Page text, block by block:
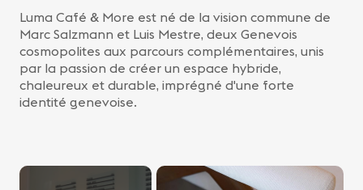
Luma Café & More est né de la vision commune de
Marc Salzmann et Luis Mestre, deux Genevois
cosmopolites aux parcours complémentaires, unis
par la passion de créer un espace hybride,
chaleureux et durable, imprégné d'une forte
identité genevoise.